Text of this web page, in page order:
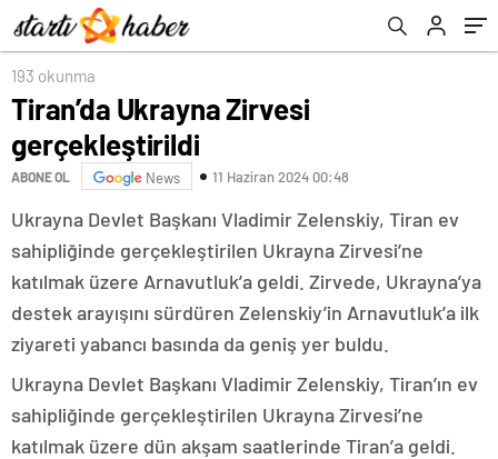
193 okunma
Tiran’da Ukrayna Zirvesi
gerçekleştirildi
ABONE OL News 11 Haziran 2024 00:48
Ukrayna Devlet Başkanı Vladimir Zelenskiy, Tiran ev
sahipliğinde gerçekleştirilen Ukrayna Zirvesi’ne
katılmak üzere Arnavutluk’a geldi. Zirvede, Ukrayna’ya
destek arayışını sürdüren Zelenskiy’in Arnavutluk’a ilk
ziyareti yabancı basında da geniş yer buldu.
Ukrayna Devlet Başkanı Vladimir Zelenskiy, Tiran’ın ev
sahipliğinde gerçekleştirilen Ukrayna Zirvesi’ne
katılmak üzere dün akşam saatlerinde Tiran’a geldi.